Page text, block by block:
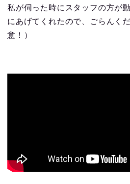
私が伺った時にスタッフの方が
にあげてくれたので、ごらんく
意！）